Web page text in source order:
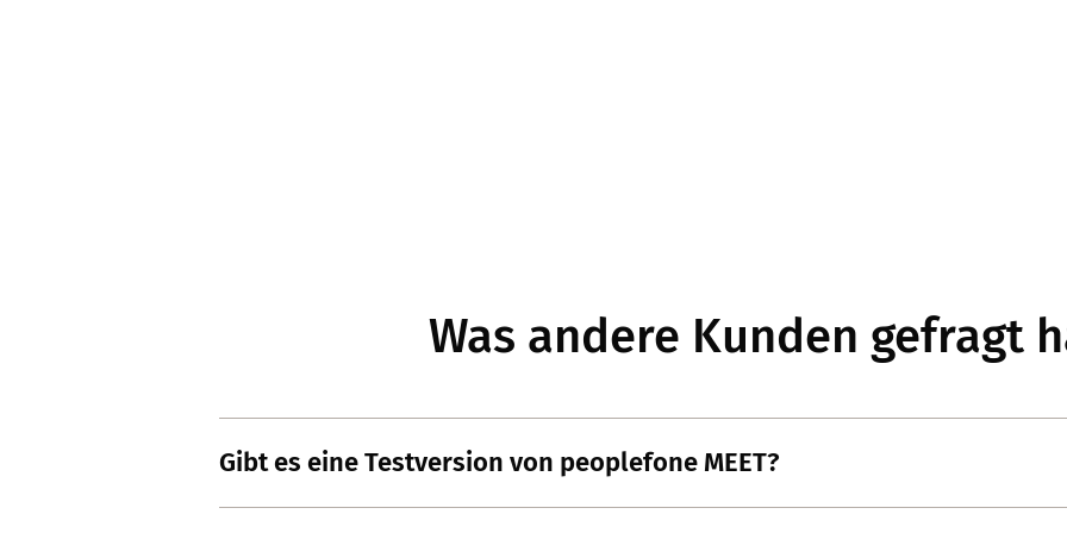
Was andere Kunden gefragt
Gibt es eine Testversion von peoplefone MEET?